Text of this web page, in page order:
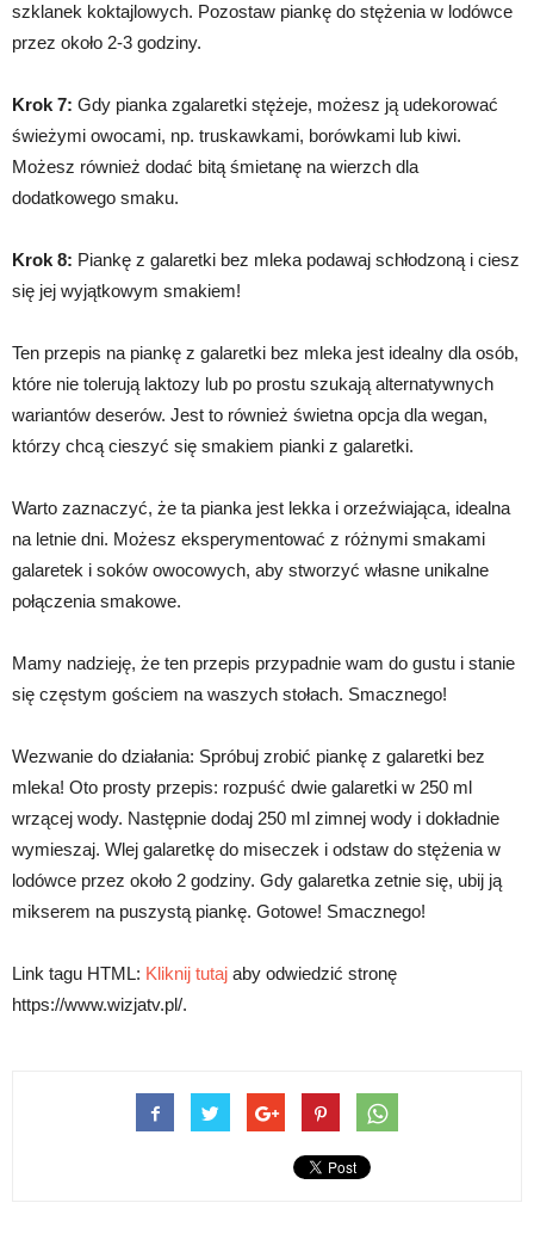
szklanek koktajlowych. Pozostaw piankę do stężenia w lodówce
przez około 2-3 godziny.
Krok 7: Gdy pianka zgalaretki stężeje, możesz ją udekorować
świeżymi owocami, np. truskawkami, borówkami lub kiwi.
Możesz również dodać bitą śmietanę na wierzch dla
dodatkowego smaku.
Krok 8: Piankę z galaretki bez mleka podawaj schłodzoną i ciesz
się jej wyjątkowym smakiem!
Ten przepis na piankę z galaretki bez mleka jest idealny dla osób,
które nie tolerują laktozy lub po prostu szukają alternatywnych
wariantów deserów. Jest to również świetna opcja dla wegan,
którzy chcą cieszyć się smakiem pianki z galaretki.
Warto zaznaczyć, że ta pianka jest lekka i orzeźwiająca, idealna
na letnie dni. Możesz eksperymentować z różnymi smakami
galaretek i soków owocowych, aby stworzyć własne unikalne
połączenia smakowe.
Mamy nadzieję, że ten przepis przypadnie wam do gustu i stanie
się częstym gościem na waszych stołach. Smacznego!
Wezwanie do działania: Spróbuj zrobić piankę z galaretki bez
mleka! Oto prosty przepis: rozpuść dwie galaretki w 250 ml
wrzącej wody. Następnie dodaj 250 ml zimnej wody i dokładnie
wymieszaj. Wlej galaretkę do miseczek i odstaw do stężenia w
lodówce przez około 2 godziny. Gdy galaretka zetnie się, ubij ją
mikserem na puszystą piankę. Gotowe! Smacznego!
Link tagu HTML: Kliknij tutaj aby odwiedzić stronę
https://www.wizjatv.pl/.